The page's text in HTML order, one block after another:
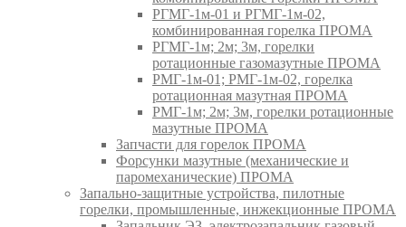
РГМГ-1м-01 и РГМГ-1м-02,
комбинированная горелка ПРОМА
РГМГ-1м; 2м; 3м, горелки
ротационные газомазутные ПРОМА
РМГ-1м-01; РМГ-1м-02, горелка
ротационная мазутная ПРОМА
РМГ-1м; 2м; 3м, горелки ротационные
мазутные ПРОМА
Запчасти для горелок ПРОМА
Форсунки мазутные (механические и
паромеханические) ПРОМА
Запально-защитные устройства, пилотные
горелки, промышленные, инжекционные ПРОМА